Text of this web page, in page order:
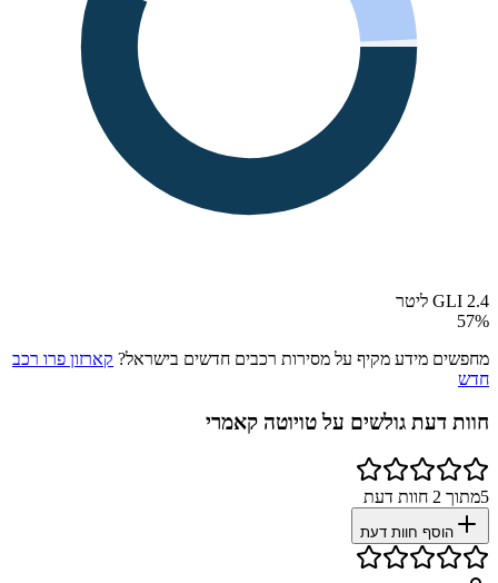
GLI 2.4 ליטר
57%
מחפשים מידע מקיף על מסירות רכבים חדשים בישראל? קארזון פרו רכב
חדש
חוות דעת גולשים על טויוטה קאמרי
5מתוך 2 חוות דעת
הוסף חוות דעת